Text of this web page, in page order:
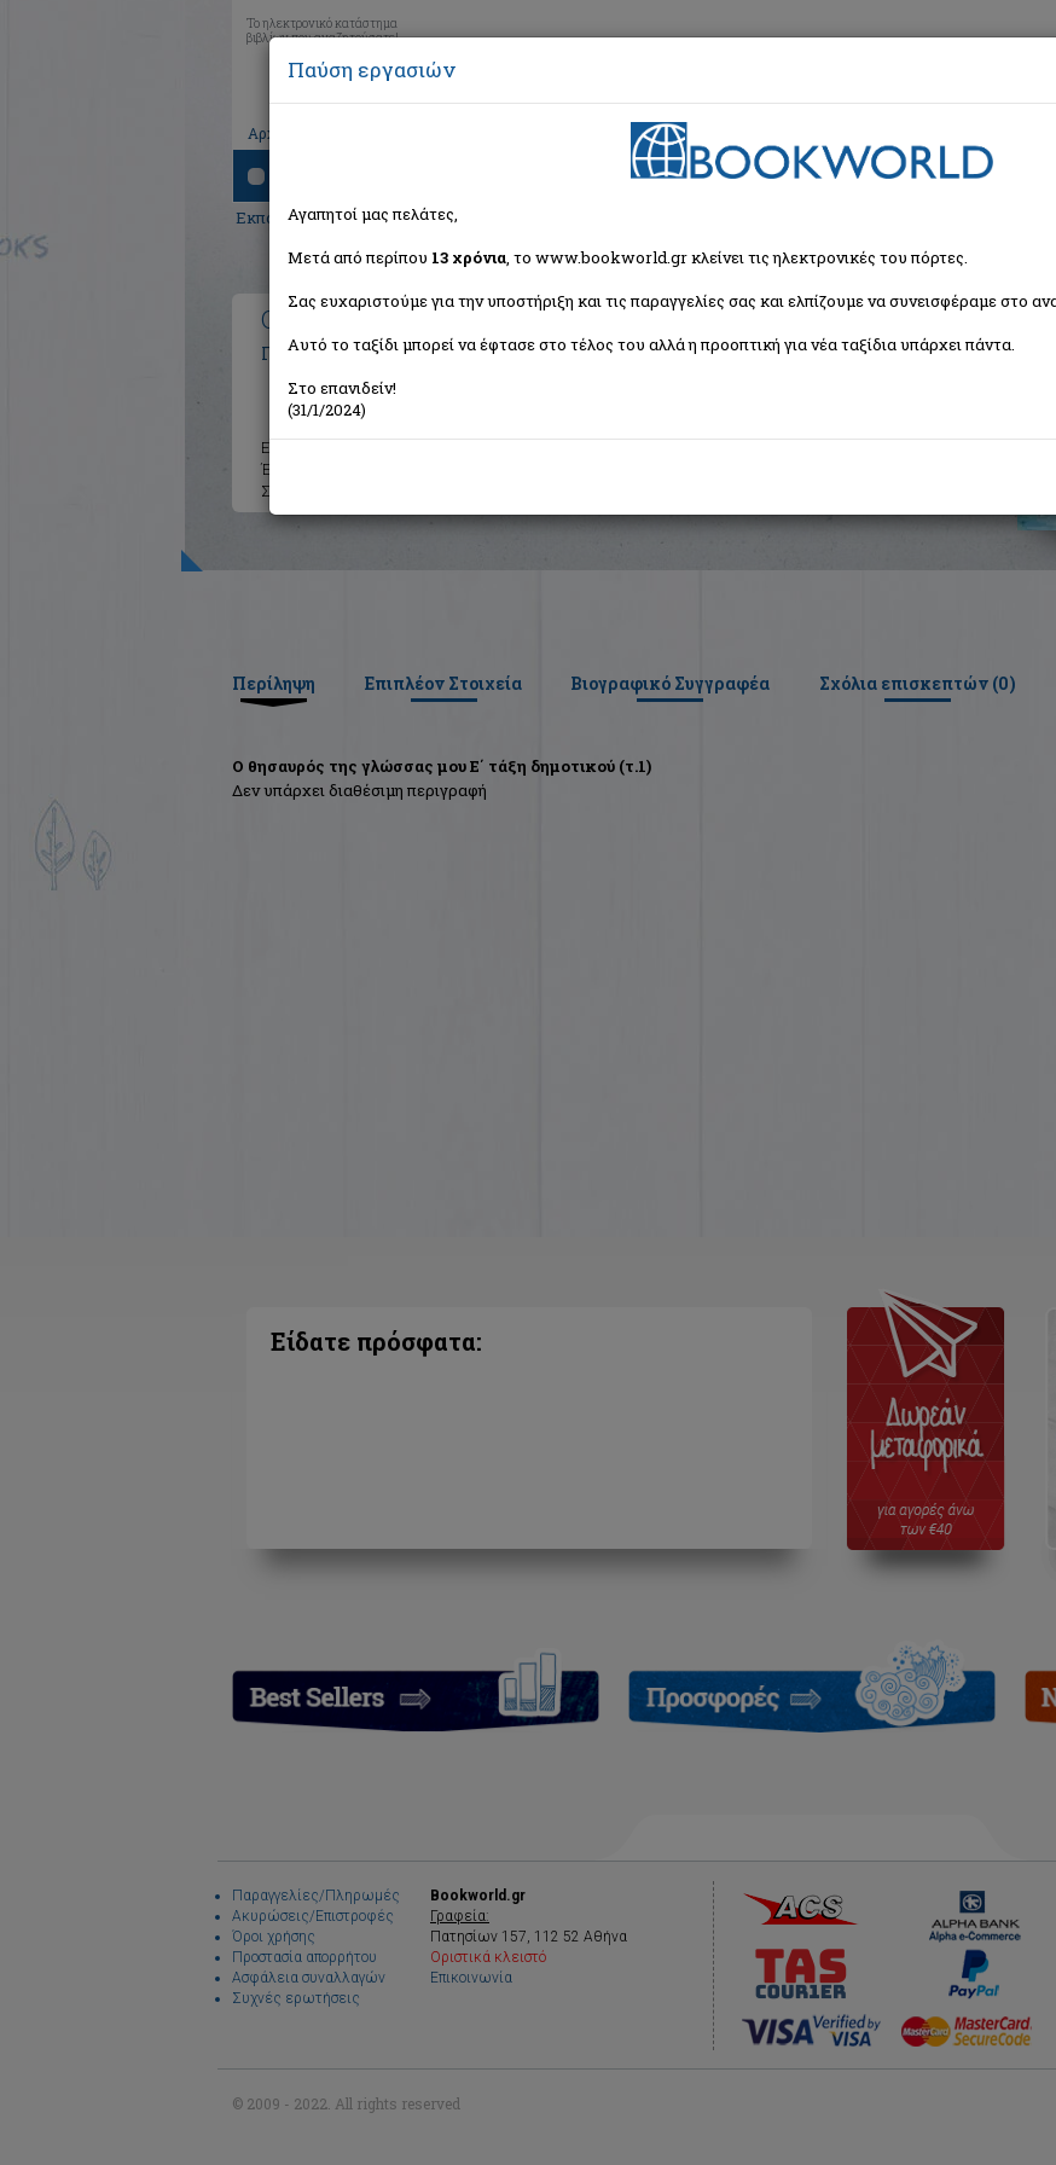
Το ηλεκτρονικό κατάστημα
βιβλίων που αναζητούσατε!
Αρχική
Εκπαίδευση>Σχολικά>Βοηθήματα
Ο θησαυρός της γλώσσας μου Ε΄ τάξη δημοτικού (τ.1)
Παπαδημητρίου Λάμπρος
Εκδότης:
Έτος:
Σελίδες:
Περίληψη Επιπλέον Στοιχεία Βιογραφικό Συγγραφέα Σχόλια επισκεπτών (0)
Ο θησαυρός της γλώσσας μου Ε΄ τάξη δημοτικού (τ.1)
Δεν υπάρχει διαθέσιμη περιγραφή
Είδατε πρόσφατα:
Παραγγελίες/Πληρωμές
Ακυρώσεις/Επιστροφές
Όροι χρήσης
Προστασία απορρήτου
Ασφάλεια συναλλαγών
Συχνές ερωτήσεις
Bookworld.gr
Γραφεία:
Πατησίων 157, 112 52 Αθήνα
Οριστικά κλειστό
Επικοινωνία
© 2009 - 2022. All rights reserved
Παύση εργασιών
Αγαπητοί μας πελάτες,
Μετά από περίπου 13 χρόνια, το www.bookworld.gr κλείνει τις ηλεκτρονικές του πόρτες.
Σας ευχαριστούμε για την υποστήριξη και τις παραγγελίες σας και ελπίζουμε να συνεισφέραμε στο
Αυτό το ταξίδι μπορεί να έφτασε στο τέλος του αλλά η προοπτική για νέα ταξίδια υπάρχει πάντα.
Στο επανιδείν!
(31/1/2024)